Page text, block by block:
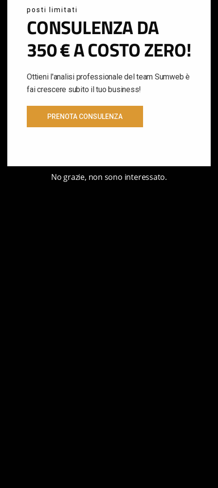
Sumweb Digital Agency Imola lavora con
le soluzioni più innovative nel settore del AI
Marketing & della Comunicazione Digitale
per farti ottenere risultati d'eccellenza.
CONTATTACI
posti limitati
CONSULENZA DA
350 € A COSTO ZERO!
Ottieni l'analisi professionale del team Sumweb è
fai crescere subito il tuo business!
PRENOTA CONSULENZA
No grazie, non sono interessato.